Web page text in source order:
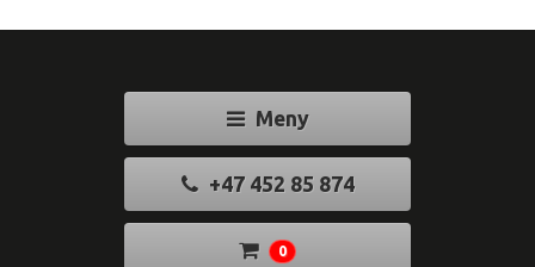
Meny
+47 452 85 874
0